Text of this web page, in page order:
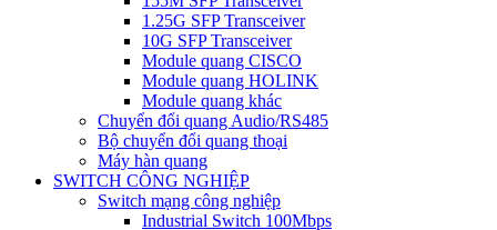
1.25G SFP Transceiver
10G SFP Transceiver
Module quang CISCO
Module quang HOLINK
Module quang khác
Chuyển đổi quang Audio/RS485
Bộ chuyển đổi quang thoại
Máy hàn quang
SWITCH CÔNG NGHIỆP
Switch mạng công nghiệp
Industrial Switch 100Mbps